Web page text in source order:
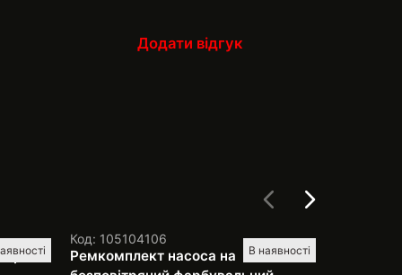
Додати відгук
В наявності
Код: 105104106
Ремкомплект насоса на